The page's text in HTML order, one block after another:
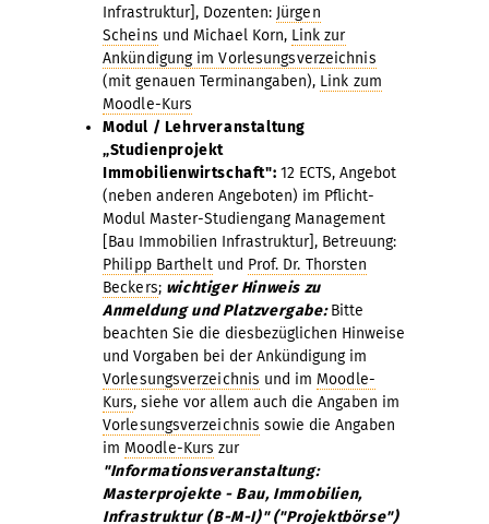
Infrastruktur], Dozenten: Jürgen
Scheins und Michael Korn, Link zur
Ankündigung im Vorlesungsverzeichnis
(mit genauen Terminangaben), Link zum
Moodle-Kurs
Modul / Lehrveranstaltung
„Studienprojekt
Immobilienwirtschaft": 12 ECTS, Angebot
(neben anderen Angeboten) im Pflicht-
Modul Master-Studiengang Management
[Bau Immobilien Infrastruktur], Betreuung:
Philipp Bartheltund Prof. Dr. Thorsten
Beckers; wichtiger Hinweis zu
Anmeldung und Platzvergabe:Bitte
beachten Sie die diesbezüglichen Hinweise
und Vorgaben bei der Ankündigung im
Vorlesungsverzeichnis und im Moodle-
Kurs, siehe vor allem auch die Angaben im
Vorlesungsverzeichnis sowie die Angaben
im Moodle-Kurs zur
"Informationsveranstaltung:
Masterprojekte - Bau, Immobilien,
Infrastruktur (B-M-I)" ("Projektbörse")